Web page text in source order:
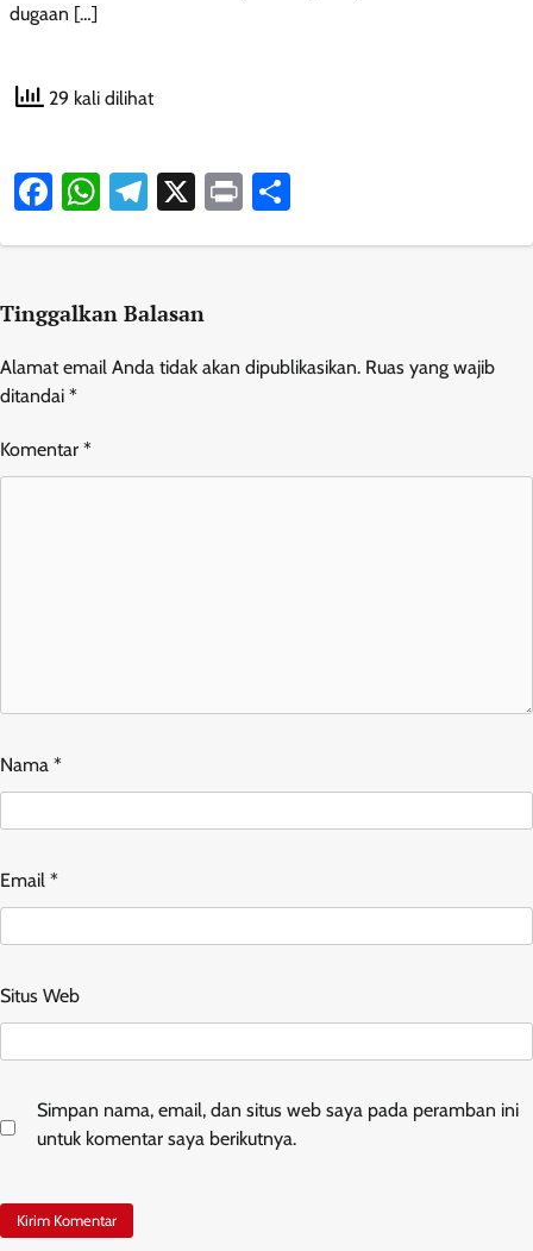
dugaan […]
29 kali dilihat
Facebook
WhatsApp
Telegram
X Print
Tinggalkan Balasan
Alamat email Anda tidak akan dipublikasikan. Ruas yang wajib
ditandai *
Komentar *
Nama *
Email *
Situs Web
Simpan nama, email, dan situs web saya pada peramban ini
untuk komentar saya berikutnya.